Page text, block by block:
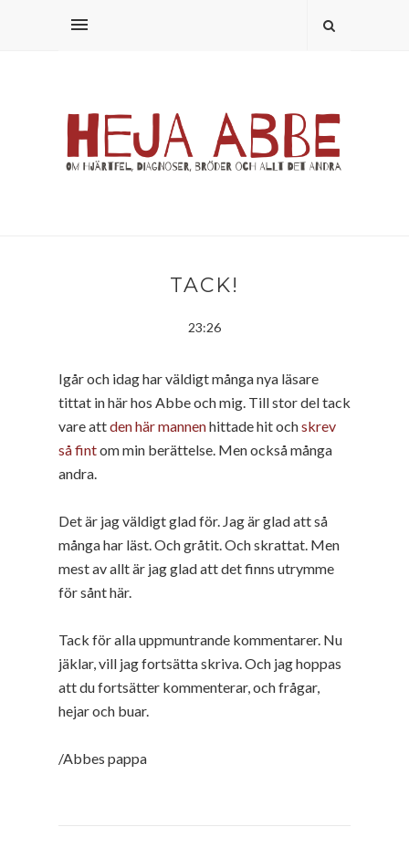
TACK!
23:26
Igår och idag har väldigt många nya läsare
tittat in här hos Abbe och mig. Till stor del tack
vare attden här mannenhittade hit ochskrev
så fintom min berättelse. Men också många
andra.
Det är jag väldigt glad för. Jag är glad att så
många har läst. Och gråtit. Och skrattat. Men
mest av allt är jag glad att det finns utrymme
för sånt här.
Tack för alla uppmuntrande kommentarer. Nu
jäklar, vill jag fortsätta skriva. Och jag hoppas
att du fortsätter kommenterar, och frågar,
hejar och buar.
/Abbes pappa